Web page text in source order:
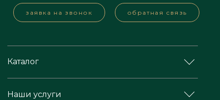
заявка на звонок обратная связь
Каталог
Наши услуги